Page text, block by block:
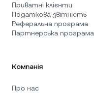
Приватні клієнти
Податкова звітність
Реферальна програма
Партнерська програма
Компанія
Про нас